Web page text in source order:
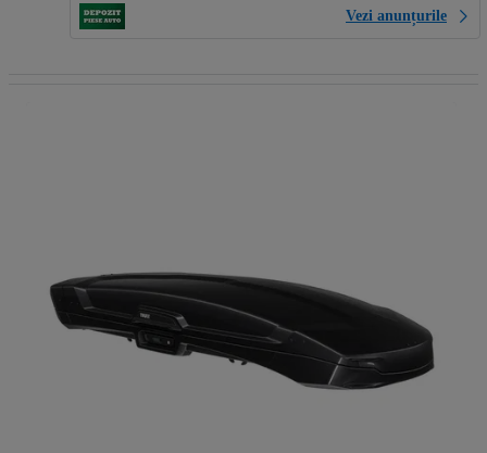
Vezi anunțurile